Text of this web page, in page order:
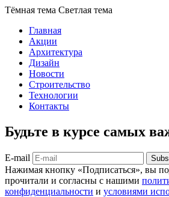
Тёмная тема Светлая тема
Главная
Акции
Архитектура
Дизайн
Новости
Строительство
Технологии
Контакты
Будьте в курсе самых
E-mail
Нажимая кнопку «Подписаться», вы
прочитали и согласны с нашими
конфиденциальности и условиями